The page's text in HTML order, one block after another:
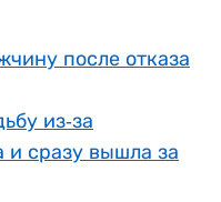
после отказа
из-за
и сразу вышла за